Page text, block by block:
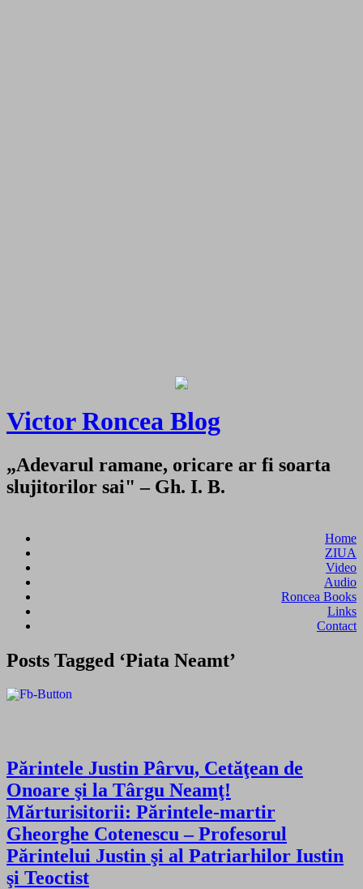
Victor Roncea Blog
„Adevarul ramane, oricare ar fi soarta
slujitorilor sai" – Gh. I. B.
Home
ZIUA
Video
Audio
Roncea Books
Links
Contact
Posts Tagged ‘Piata Neamt’
Părintele Justin Pârvu, Cetăţean de
Onoare şi la Târgu Neamţ!
Mărturisitorii: Părintele-martir
Gheorghe Cotenescu – Profesorul
Părintelui Justin şi al Patriarhilor Iustin
şi Teoctist